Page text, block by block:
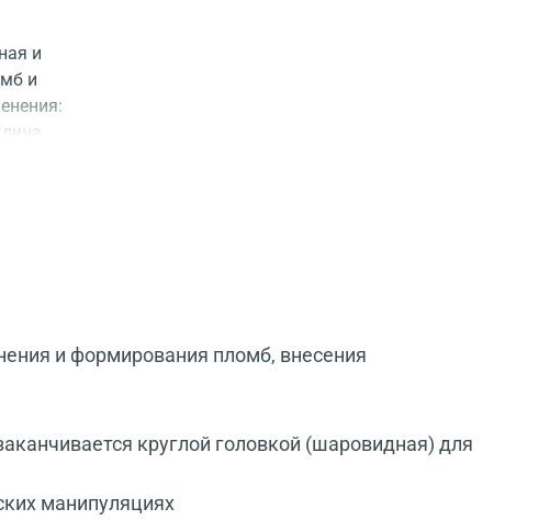
и
и
и формирования пломб, внесения
круглой головкой (шаровидная) для
манипуляциях